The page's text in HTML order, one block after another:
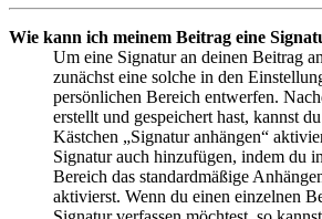
Wie kann ich meinem Beitrag eine
Um eine Signatur an deinen Beitrag
zunächst eine solche in den
persönlichen Bereich entwerfen.
erstellt und gespeichert hast, kannst
Kästchen „Signatur anhängen“
Signatur auch hinzufügen, indem du
Bereich das standardmäßige
aktivierst. Wenn du einen einzelnen